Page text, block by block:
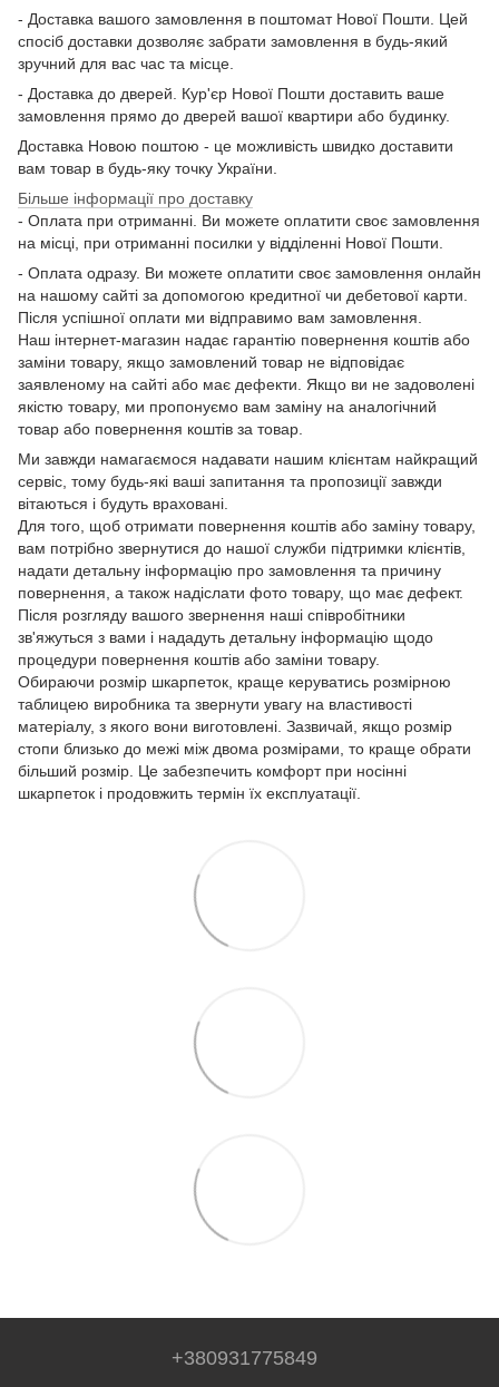
- Доставка вашого замовлення в поштомат Нової Пошти. Цей
спосіб доставки дозволяє забрати замовлення в будь-який
зручний для вас час та місце.
- Доставка до дверей. Кур'єр Нової Пошти доставить ваше
замовлення прямо до дверей вашої квартири або будинку.
Доставка Новою поштою - це можливість швидко доставити
вам товар в будь-яку точку України.
Більше інформації про доставку
- Оплата при отриманні. Ви можете оплатити своє замовлення
на місці, при отриманні посилки у відділенні Нової Пошти.
- Оплата одразу. Ви можете оплатити своє замовлення онлайн
на нашому сайті за допомогою кредитної чи дебетової карти.
Після успішної оплати ми відправимо вам замовлення.
Наш інтернет-магазин надає гарантію повернення коштів або
заміни товару, якщо замовлений товар не відповідає
заявленому на сайті або має дефекти. Якщо ви не задоволені
якістю товару, ми пропонуємо вам заміну на аналогічний
товар або повернення коштів за товар.
Ми завжди намагаємося надавати нашим клієнтам найкращий
сервіс, тому будь-які ваші запитання та пропозиції завжди
вітаються і будуть враховані.
Для того, щоб отримати повернення коштів або заміну товару,
вам потрібно звернутися до нашої служби підтримки клієнтів,
надати детальну інформацію про замовлення та причину
повернення, а також надіслати фото товару, що має дефект.
Після розгляду вашого звернення наші співробітники
зв'яжуться з вами і нададуть детальну інформацію щодо
процедури повернення коштів або заміни товару.
Обираючи розмір шкарпеток, краще керуватись розмірною
таблицею виробника та звернути увагу на властивості
матеріалу, з якого вони виготовлені. Зазвичай, якщо розмір
стопи близько до межі між двома розмірами, то краще обрати
більший розмір. Це забезпечить комфорт при носінні
шкарпеток і продовжить термін їх експлуатації.
+380931775849